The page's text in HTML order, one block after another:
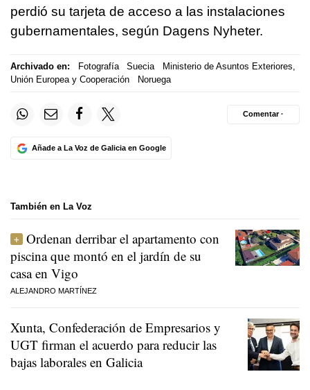
perdió su tarjeta de acceso a las instalaciones
gubernamentales, según Dagens Nyheter.
Archivado en: Fotografía Suecia
Ministerio de Asuntos Exteriores,
Unión Europea y Cooperación
Noruega
Añade a La Voz de Galicia en Google
Comentar ·
También en La Voz
Ordenan derribar el apartamento con
piscina que montó en el jardín de su
casa en Vigo
ALEJANDRO MARTÍNEZ
Xunta, Confederación de Empresarios y
UGT firman el acuerdo para reducir las
bajas laborales en Galicia